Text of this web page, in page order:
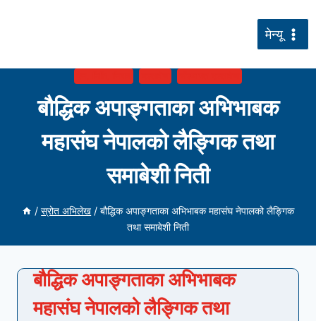
मेन्यू
बौद्धिक अपाङ्गताका अभिभाबक
महासंघ नेपालको लैङ्गिक तथा
समाबेशी निती
/ स्रोत अभिलेख / बौद्धिक अपाङ्गताका अभिभाबक महासंघ नेपालको लैङ्गिक
तथा समाबेशी निती
बौद्धिक अपाङ्गताका अभिभाबक
महासंघ नेपालको लैङ्गिक तथा